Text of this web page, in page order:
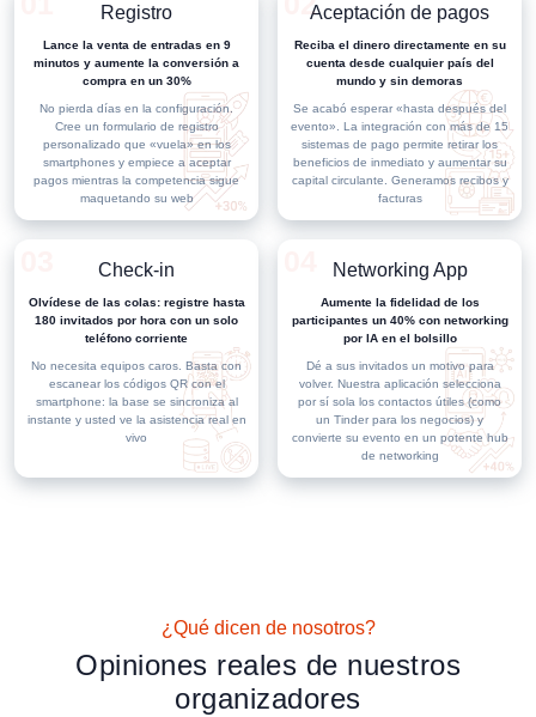
Registro
Lance la venta de entradas en 9
minutos y aumente la conversión a
compra en un 30%
No pierda días en la configuración.
Cree un formulario de registro
personalizado que «vuela» en los
smartphones y empiece a aceptar
pagos mientras la competencia sigue
maquetando su web
Aceptación de pagos
Reciba el dinero directamente en su
cuenta desde cualquier país del
mundo y sin demoras
Se acabó esperar «hasta después del
evento». La integración con más de 15
sistemas de pago permite retirar los
beneficios de inmediato y aumentar su
capital circulante. Generamos recibos y
facturas
Check-in
Olvídese de las colas: registre hasta
180 invitados por hora con un solo
teléfono corriente
No necesita equipos caros. Basta con
escanear los códigos QR con el
smartphone: la base se sincroniza al
instante y usted ve la asistencia real en
vivo
Networking App
Aumente la fidelidad de los
participantes un 40% con networking
por IA en el bolsillo
Dé a sus invitados un motivo para
volver. Nuestra aplicación selecciona
por sí sola los contactos útiles (como
un Tinder para los negocios) y
convierte su evento en un potente hub
de networking
¿Qué dicen de nosotros?
Opiniones reales de nuestros
organizadores